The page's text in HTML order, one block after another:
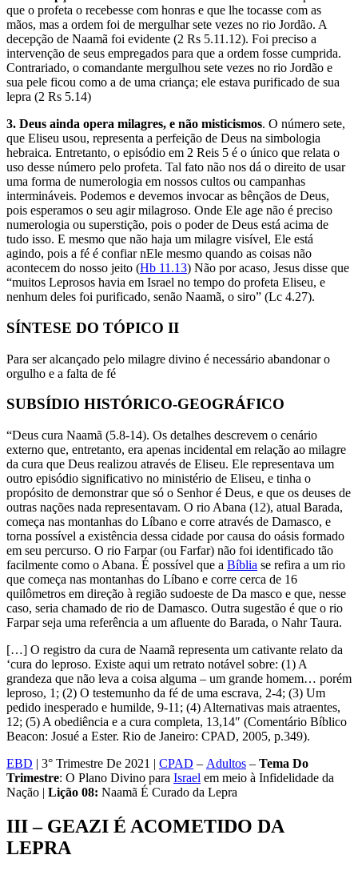
que o profeta o recebesse com honras e que lhe tocasse com as
mãos, mas a ordem foi de mergulhar sete vezes no rio Jordão. A
decepção de Naamã foi evidente (2 Rs 5.11.12). Foi preciso a
intervenção de seus empregados para que a ordem fosse cumprida.
Contrariado, o comandante mergulhou sete vezes no rio Jordão e
sua pele ficou como a de uma criança; ele estava purificado de sua
lepra (2 Rs 5.14)
3. Deus ainda opera milagres, e não misticismos. O número sete,
que Eliseu usou, representa a perfeição de Deus na simbologia
hebraica. Entretanto, o episódio em 2 Reis 5 é o único que relata o
uso desse número pelo profeta. Tal fato não nos dá o direito de usar
uma forma de numerologia em nossos cultos ou campanhas
intermináveis. Podemos e devemos invocar as bênçãos de Deus,
pois esperamos o seu agir milagroso. Onde Ele age não é preciso
numerologia ou superstição, pois o poder de Deus está acima de
tudo isso. E mesmo que não haja um milagre visível, Ele está
agindo, pois a fé é confiar nEle mesmo quando as coisas não
acontecem do nosso jeito (Hb 11.13) Não por acaso, Jesus disse que
“muitos Leprosos havia em Israel no tempo do profeta Eliseu, e
nenhum deles foi purificado, senão Naamã, o siro” (Lc 4.27).
SÍNTESE DO TÓPICO II
Para ser alcançado pelo milagre divino é necessário abandonar o
orgulho e a falta de fé
SUBSÍDIO HISTÓRICO-GEOGRÁFICO
“Deus cura Naamã (5.8-14). Os detalhes descrevem o cenário
externo que, entretanto, era apenas incidental em relação ao milagre
da cura que Deus realizou através de Eliseu. Ele representava um
outro episódio significativo no ministério de Eliseu, e tinha o
propósito de demonstrar que só o Senhor é Deus, e que os deuses de
outras nações nada representavam. O rio Abana (12), atual Barada,
começa nas montanhas do Líbano e corre através de Damasco, e
torna possível a existência dessa cidade por causa do oásis formado
em seu percurso. O rio Farpar (ou Farfar) não foi identificado tão
facilmente como o Abana. É possível que a Bíblia se refira a um rio
que começa nas montanhas do Líbano e corre cerca de 16
quilômetros em direção à região sudoeste de Da masco e que, nesse
caso, seria chamado de rio de Damasco. Outra sugestão é que o rio
Farpar seja uma referência a um afluente do Barada, o Nahr Taura.
[…] O registro da cura de Naamã representa um cativante relato da
‘cura do leproso. Existe aqui um retrato notável sobre: (1) A
grandeza que não leva a coisa alguma – um grande homem… porém
leproso, 1; (2) O testemunho da fé de uma escrava, 2-4; (3) Um
pedido inesperado e humilde, 9-11; (4) Alternativas mais atraentes,
12; (5) A obediência e a cura completa, 13,14″ (Comentário Bíblico
Beacon: Josué a Ester. Rio de Janeiro: CPAD, 2005, p.349).
EBD | 3° Trimestre De 2021 | CPAD – Adultos – Tema Do
Trimestre: O Plano Divino para Israel em meio à Infidelidade da
Nação | Lição 08: Naamã É Curado da Lepra
III – GEAZI É ACOMETIDO DA
LEPRA